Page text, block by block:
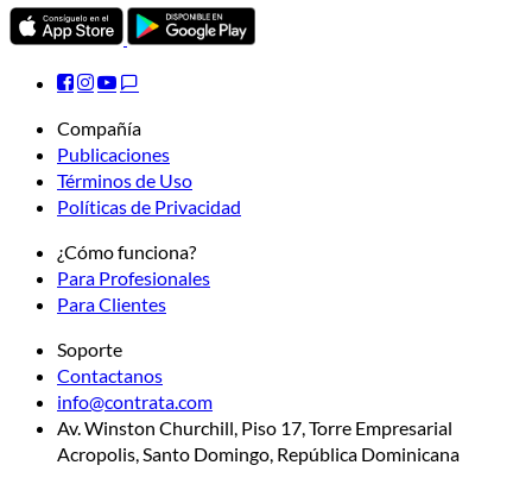
Compañía
Publicaciones
Términos de Uso
Políticas de Privacidad
¿Cómo funciona?
Para Profesionales
Para Clientes
Soporte
Contactanos
info@contrata.com
Av. Winston Churchill, Piso 17, Torre Empresarial
Acropolis, Santo Domingo, República Dominicana